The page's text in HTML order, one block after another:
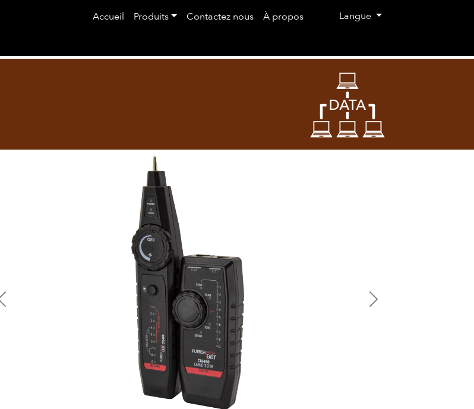
Main navigation
Accueil Produits Contactez nous À propos Langue
Previous Next